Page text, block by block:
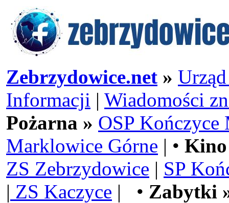
Zebrzydowice.net »
Informacji | Wiadomości
Pożarna » OSP Kończyce
Marklowice Górne | •
ZS Zebrzydowice | SP
| ZS Kaczyce | • Zabytki